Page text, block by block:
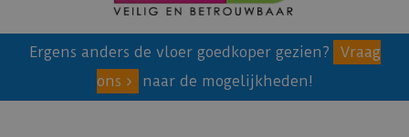
Ergens anders de vloer goedkoper gezien?
Vraag
ons
naar de mogelijkheden!